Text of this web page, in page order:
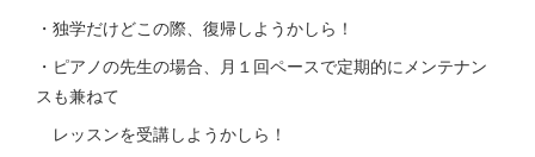
・独学だけどこの際、復帰しようかしら！
・ピアノの先生の場合、月１回ペースで定期的にメンテナン
スも兼ねて
レッスンを受講しようかしら！